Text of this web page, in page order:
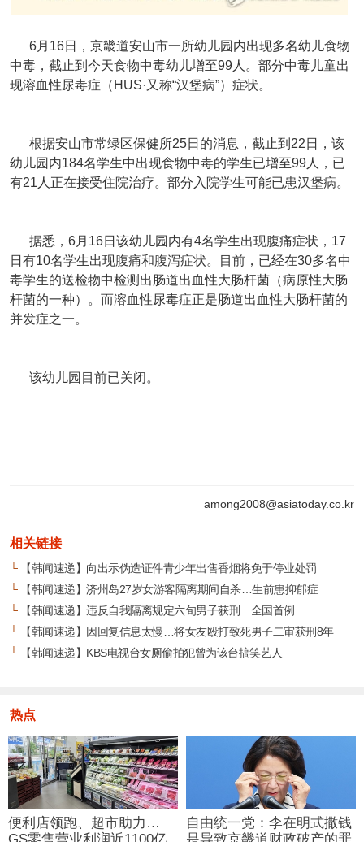
6月16日，京畿道安山市一所幼儿园内出现多名幼儿食物
中毒，截止到今天食物中毒幼儿增至99人。部分中毒儿童出
现溶血性尿毒症（HUS·又称“汉堡病”）症状。
根据安山市常绿区保健所25日的消息，截止到22日，该
幼儿园内184名学生中出现食物中毒的学生已增至99人，已
有21人正在接受住院治疗。部分入院学生可能已患汉堡病。
据悉，6月16日该幼儿园内有4名学生出现腹痛症状，17
日有10名学生出现腹痛和腹泻症状。目前，已经在30多名中
毒学生的送检物中检测出肠道出血性大肠杆菌（病原性大肠
杆菌的一种）。而溶血性尿毒症正是肠道出血性大肠杆菌的
并发症之一。
该幼儿园目前已关闭。
among2008@asiatoday.co.kr
相关链接
└【韩闻速递】向出示伪造证件青少年出售香烟将免于停业处罚
└【韩闻速递】济州岛27岁女游客隔离期间自杀…生前患抑郁症
└【韩闻速递】违反自我隔离规定六旬男子获刑…全国首例
└【韩闻速递】因回复信息太慢…将女友殴打致死男子二审获刑8年
└【韩闻速递】KBS电视台女厕偷拍犯曾为该台搞笑艺人
热点
便利店领跑、超市助力…
自由统一党：李在明式撒钱